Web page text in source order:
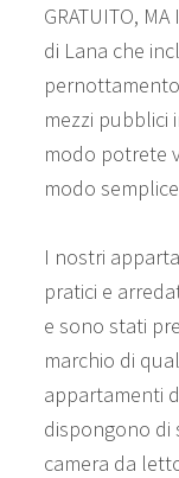
GRATUITO,
di Lana che
mezzi pubblici
modo potrete
modo
I nostri
pratici e
e sono stati
marchio di
appartamenti
dispongono di
camera da